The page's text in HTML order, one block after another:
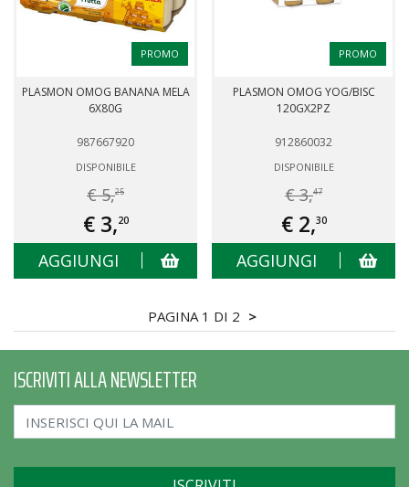
PROMO
PLASMON OMOG BANANA MELA
6X80G
987667920
DISPONIBILE
€ 5,25
€ 3,20
AGGIUNGI
PROMO
PLASMON OMOG YOG/BISC
120GX2PZ
912860032
DISPONIBILE
€ 3,47
€ 2,30
AGGIUNGI
PAGINA 1 DI 2 >
ISCRIVITI ALLA NEWSLETTER